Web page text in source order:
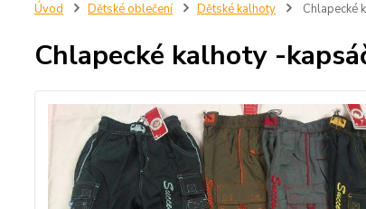
Úvod Dětské oblečení Dětské kalhoty Chlapecké
Chlapecké kalhoty -